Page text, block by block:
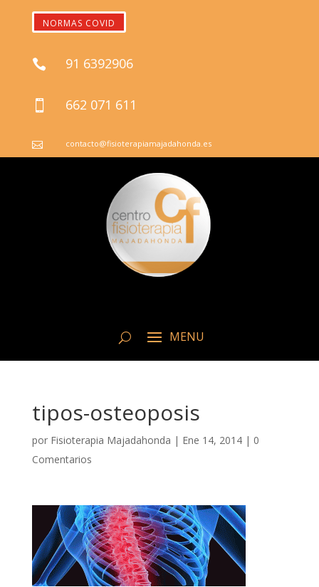
NORMAS COVID
 91 6392906
 662 071 611
 contacto@fisioterapiamajadahonda.es
tipos-osteoposis
por Fisioterapia Majadahonda | Ene 14, 2014| 0
Comentarios